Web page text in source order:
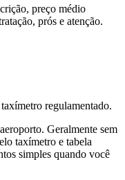
preço médio
prós e atenção.
regulamentado.
Geralmente sem
taxímetro e tabela
simples quando você